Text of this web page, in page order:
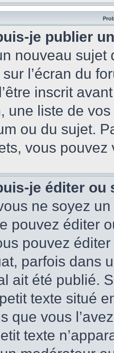
je publier
nouveau
l’écran du
inscrit
une liste de
ou du sujet.
vous
je éditer
ne soyez
pouvez éditer
pouvez
parfois dans
ait été publié.
texte situé
que vous
texte